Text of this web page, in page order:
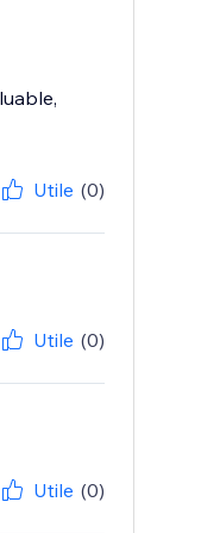
Utile (0)
Utile (0)
Utile (0)